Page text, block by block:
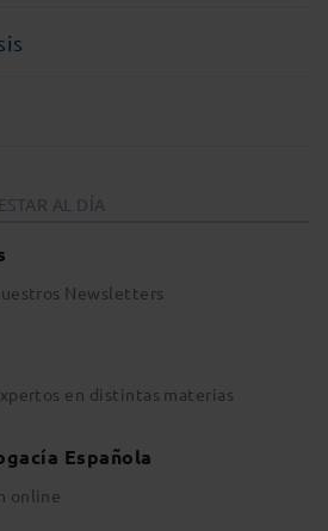
AL DÍA
Newsletters
en distintas materias
Española
online